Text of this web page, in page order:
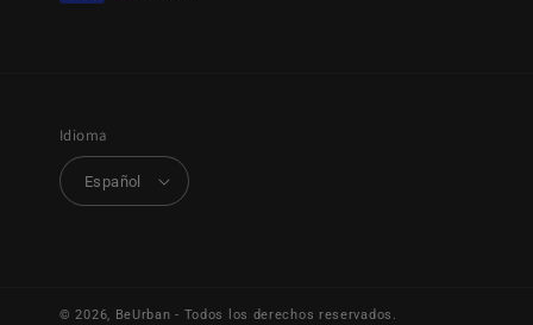
Idioma
Español
© 2026, BeUrban - Todos los derechos reservados.